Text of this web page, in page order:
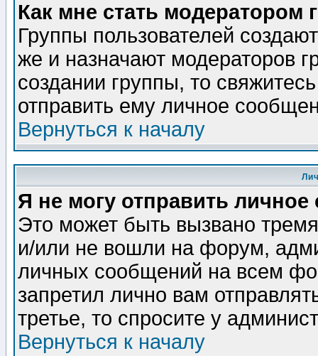
Как мне стать модератором
Группы пользователей
же и назначают модераторов
создании группы, то
отправить ему личное
Вернуться к началу
Я не могу отправить
Это может быть вызвано
и/или не вошли на форум,
личных сообщений на всем
запретил лично вам
третье, то спросите у
Вернуться к началу